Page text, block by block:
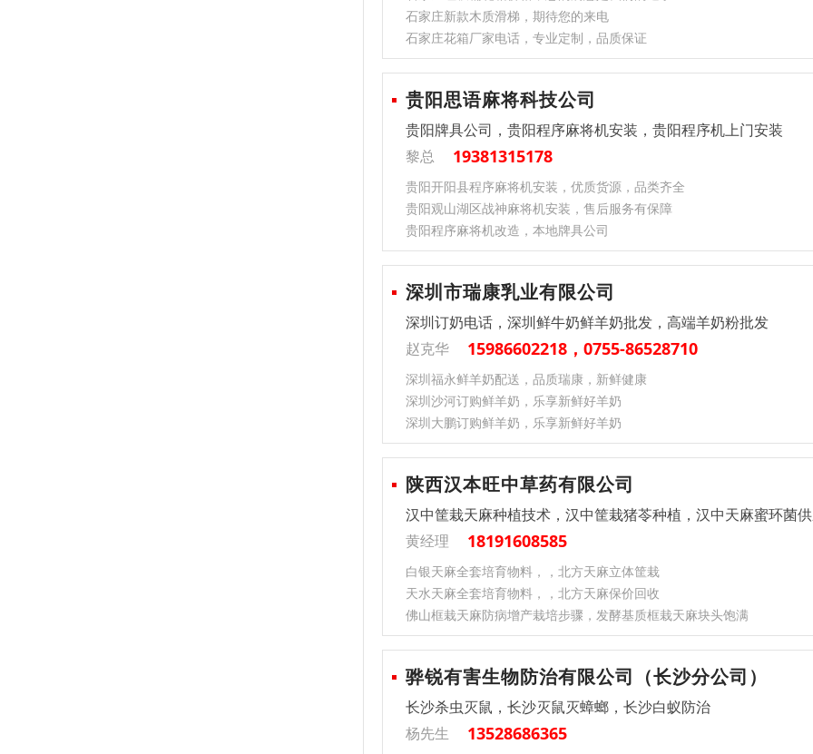
石家庄新款木质滑梯，期待您的来电
石家庄花箱厂家电话，专业定制，品质保证
贵阳思语麻将科技公司
贵阳牌具公司，贵阳程序麻将机安装，贵阳程序机上门安装
黎总
19381315178
贵阳开阳县程序麻将机安装，优质货源，品类齐全
贵阳观山湖区战神麻将机安装，售后服务有保障
贵阳程序麻将机改造，本地牌具公司
深圳市瑞康乳业有限公司
深圳订奶电话，深圳鲜牛奶鲜羊奶批发，高端羊奶粉批发
赵克华
15986602218，0755-86528710
深圳福永鲜羊奶配送，品质瑞康，新鲜健康
深圳沙河订购鲜羊奶，乐享新鲜好羊奶
深圳大鹏订购鲜羊奶，乐享新鲜好羊奶
陕西汉本旺中草药有限公司
汉中筐栽天麻种植技术，汉中筐栽猪苓种植，汉中天麻蜜环菌
黄经理
18191608585
白银天麻全套培育物料，，北方天麻立体筐栽
天水天麻全套培育物料，，北方天麻保价回收
佛山框栽天麻防病增产栽培步骤，发酵基质框栽天麻块头饱满
骅锐有害生物防治有限公司（长沙分公司）
长沙杀虫灭鼠，长沙灭鼠灭蟑螂，长沙白蚁防治
杨先生
13528686365